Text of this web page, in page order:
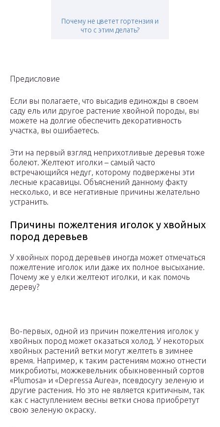
Почему не цветет гортензия и
что с этим делать?
Предисловие
Если вы полагаете, что высадив единожды в своем
саду ель или другое растение хвойной породы, вы
можете на долгие обеспечить декоративность
участка, вы ошибаетесь.
Эти на первый взгляд неприхотливые деревья тоже
болеют. Желтеют иголки – самый часто
встречающийся недуг, которому подвержены эти
лесные красавицы. Объяснений данному факту
несколько, и все негативные причины желательно
устранить.
Причины пожелтения иголок у хвойных
пород деревьев
У хвойных пород деревьев иногда может отмечаться
пожелтение иголок или даже их полное высыхание.
Почему же у елки желтеют иголки, и как помочь
дереву?
Во-первых, одной из причин пожелтения иголок у
хвойных пород может оказаться холод. У некоторых
хвойных растений ветки могут желтеть в зимнее
время. Например, к таким растениям можно отнести
микробиоты, можжевельник обыкновенный сортов
«Plumosa» и «Depressa Aurea», псевдосугу зеленую и
другие растения. Но это не является критичным, так
как с наступлением весны ветки снова приобретут
свою зеленую окраску.